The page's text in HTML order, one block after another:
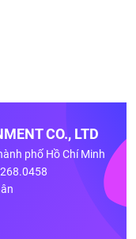
CO., LTD
phố Hồ Chí Minh